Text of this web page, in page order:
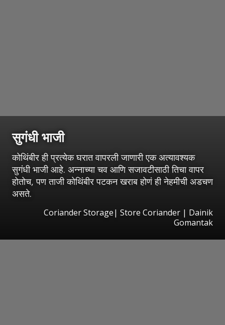
सुगंधी भाजी
कोथिंबीर ही प्रत्येक घरात वापरली जाणारी एक अत्यावश्यक
सुगंधी भाजी आहे. अन्नाच्या चव आणि सजावटीसाठी तिचा वापर
होतोच, पण ताजी कोथिंबीर पटकन खराब होणं ही नेहमीची अडचण
असते.
Coriander Storage| Store Coriander | Dainik
Gomantak